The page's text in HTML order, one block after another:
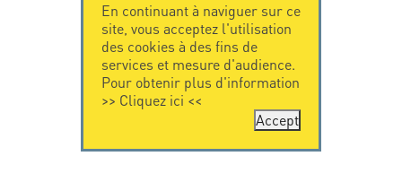
En continuant à naviguer sur ce
site, vous acceptez l'utilisation
des cookies à des fins de
services et mesure d'audience.
Pour obtenir plus d'information
>> Cliquez ici <<
Accept